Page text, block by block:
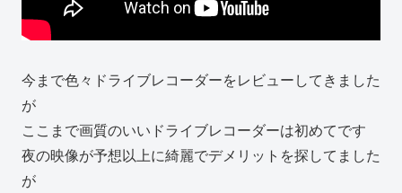
今まで色々ドライブレコーダーをレビューしてきました
が
ここまで画質のいいドライブレコーダーは初めてです
夜の映像が予想以上に綺麗でデメリットを探してました
が